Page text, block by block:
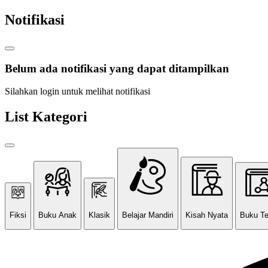
Notifikasi
Belum ada notifikasi yang dapat ditampilkan
Silahkan login untuk melihat notifikasi
List Kategori
Fiksi Buku Anak Klasik Belajar Mandiri Kisah Nyata Buku